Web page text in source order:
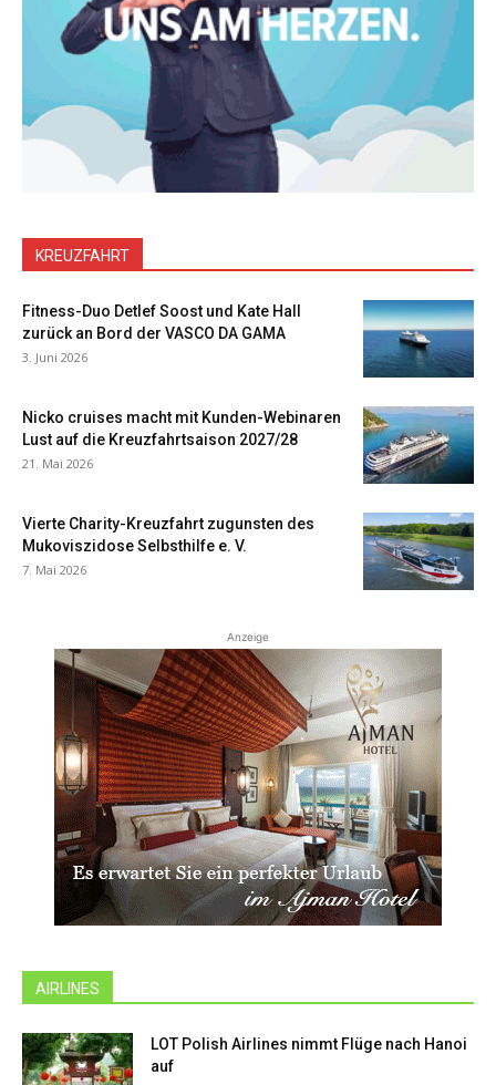
KREUZFAHRT
Fitness-Duo Detlef Soost und Kate Hall
zurück an Bord der VASCO DA GAMA
3. Juni 2026
Nicko cruises macht mit Kunden-Webinaren
Lust auf die Kreuzfahrtsaison 2027/28
21. Mai 2026
Vierte Charity-Kreuzfahrt zugunsten des
Mukoviszidose Selbsthilfe e. V.
7. Mai 2026
Anzeige
AIRLINES
LOT Polish Airlines nimmt Flüge nach Hanoi
auf